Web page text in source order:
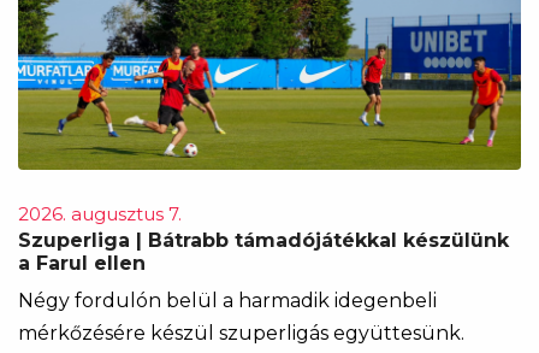
2026. augusztus 7.
Szuperliga | Bátrabb támadójátékkal készülünk
a Farul ellen
Négy fordulón belül a harmadik idegenbeli
mérkőzésére készül szuperligás együttesünk.